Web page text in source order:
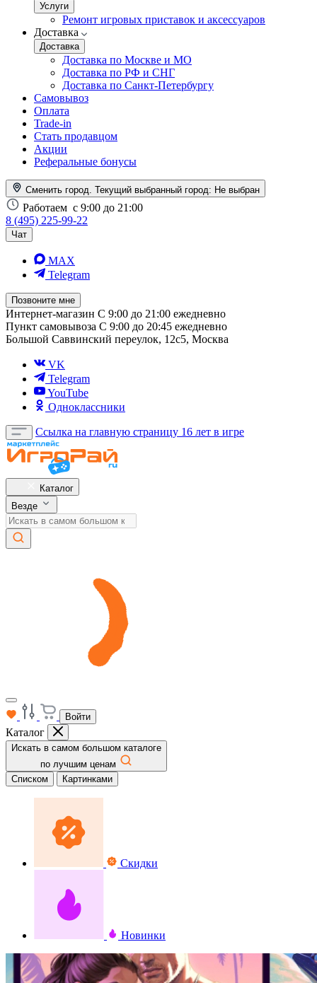
Услуги
Ремонт игровых приставок и аксессуаров
Доставка
Доставка
Доставка по Москве и МО
Доставка по РФ и СНГ
Доставка по Санкт-Петербургу
Самовывоз
Оплата
Trade-in
Стать продавцом
Акции
Реферальные бонусы
Сменить город. Текущий выбранный город: Не выбран
Работаем с 9:00 до 21:00
8 (495) 225-99-22
Чат
MAX
Telegram
Позвоните мне
Интернет-магазин С 9:00 до 21:00 ежедневно
Пункт самовывоза С 9:00 до 20:45 ежедневно
Большой Саввинский переулок, 12с5, Москва
VK
Telegram
YouTube
Одноклассники
Ссылка на главную страницу 16 лет в игре
Каталог
Везде
Войти
Каталог
Искать в самом большом каталоге
по лучшим ценам
Списком
Картинками
Скидки
Новинки